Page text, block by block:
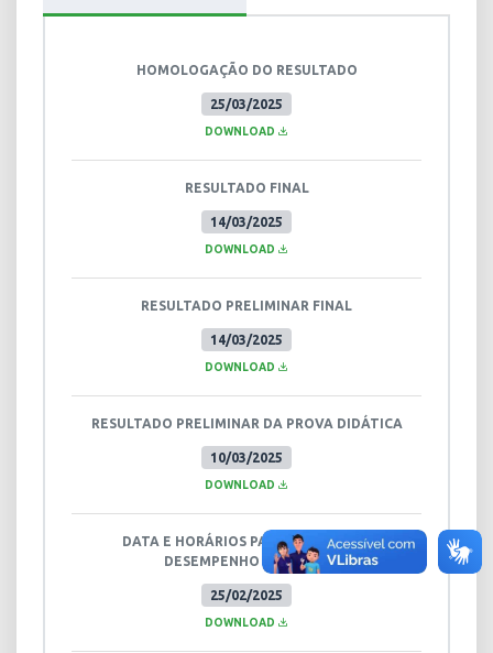
25/03/2025
HOMOLOGAÇÃO DO RESULTADO
DOWNLOAD
14/03/2025
RESULTADO FINAL
DOWNLOAD
14/03/2025
RESULTADO PRELIMINAR FINAL
DOWNLOAD
10/03/2025
RESULTADO PRELIMINAR DA PROVA DIDÁTICA
DOWNLOAD
25/02/2025
DATA E HORÁRIOS PARA A PROVA DE
DESEMPENHO DIDÁTICO
DOWNLOAD